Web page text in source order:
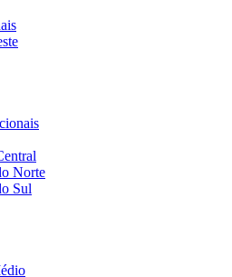
Norte
Sul